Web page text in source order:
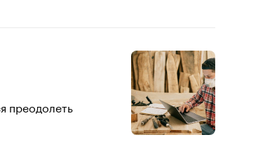
преодолеть